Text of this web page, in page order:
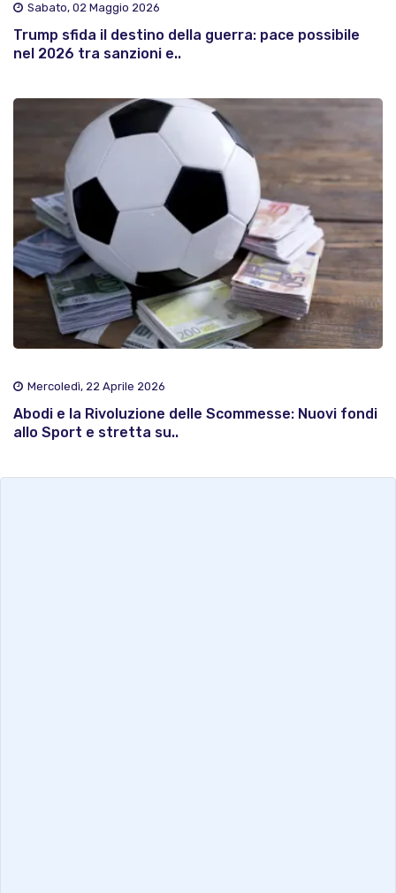
Sabato, 02 Maggio 2026
Trump sfida il destino della guerra: pace possibile
nel 2026 tra sanzioni e..
Mercoledì, 22 Aprile 2026
Abodi e la Rivoluzione delle Scommesse: Nuovi fondi
allo Sport e stretta su..